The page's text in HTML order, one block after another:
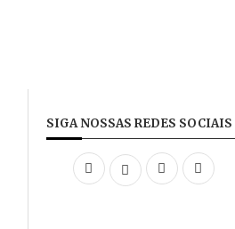
SIGA NOSSAS REDES SOCIAIS